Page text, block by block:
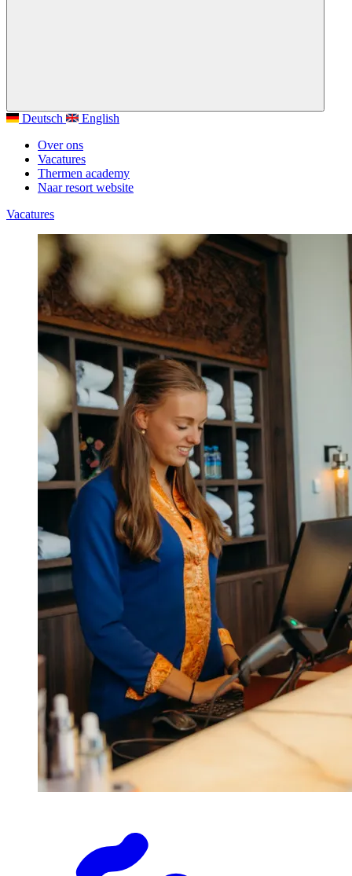
Deutsch
English
Over ons
Vacatures
Thermen academy
Naar resort website
Vacatures